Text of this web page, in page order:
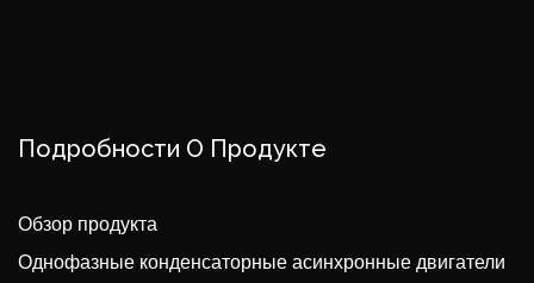
Подробности О Продукте
Обзор продукта
Однофазные конденсаторные асинхронные двигатели